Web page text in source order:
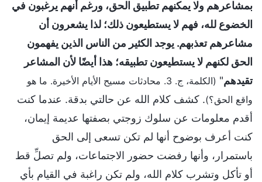
بمشاعرهم ولا يمكنهم تطبيق الحق، ورغم أنهم يرغبون في
الخضوع لله، فهم لا يستطيعون ذلك؛ لذا يشعرون أن
مشاعرهم تعذبهم. يوجد الكثير من الناس الذين يفهمون
الحق لكنهم لا يستطيعون تطبيقه؛ هذا أيضًا لأن المشاعر
تقيدهم"
(الكلمة، ج. 3. محادثات مسيح الأيام الأخيرة. ما هو
واقع الحق؟). كشف كلام الله عن حالتي بدقة. عندما كنت
أقدم معلومات عن سلوك زوجتي بصفتها عديمة إيمان،
كنت أعرف بوضوح أنها لم تكن تسعى إلى الحق
باستمرار، وأنها رفضت حضور الاجتماعات، ولم تصلِّ قط
أو تأكل وتشرب كلام الله، ولم تكن راغبة في القيام بأي